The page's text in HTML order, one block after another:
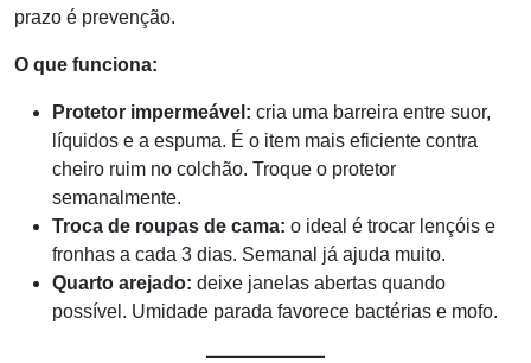
prazo é prevenção.
O que funciona:
Protetor impermeável: cria uma barreira entre suor,
líquidos e a espuma. É o item mais eficiente contra
cheiro ruim no colchão. Troque o protetor
semanalmente.
Troca de roupas de cama: o ideal é trocar lençóis e
fronhas a cada 3 dias. Semanal já ajuda muito.
Quarto arejado: deixe janelas abertas quando
possível. Umidade parada favorece bactérias e mofo.